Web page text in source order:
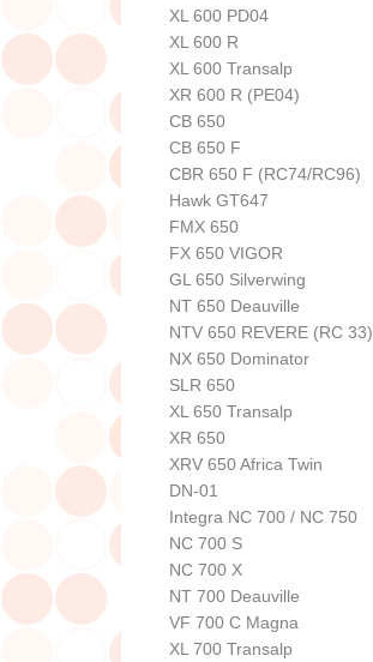
XL 600 PD04
XL 600 R
XL 600 Transalp
XR 600 R (PE04)
CB 650
CB 650 F
CBR 650 F (RC74/RC96)
Hawk GT647
FMX 650
FX 650 VIGOR
GL 650 Silverwing
NT 650 Deauville
NTV 650 REVERE (RC 33)
NX 650 Dominator
SLR 650
XL 650 Transalp
XR 650
XRV 650 Africa Twin
DN-01
Integra NC 700 / NC 750
NC 700 S
NC 700 X
NT 700 Deauville
VF 700 C Magna
XL 700 Transalp